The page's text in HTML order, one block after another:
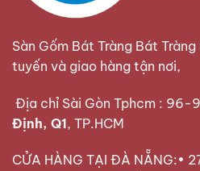
Sàn Gốm Bát Tràng Bát
tuyến và giao hàng tận nơi,
Địa chỉ Sài Gòn Tphcm : 96-
Định, Q1, TP.HCM
CỬA HÀNG TẠI ĐÀ NẴNG:•